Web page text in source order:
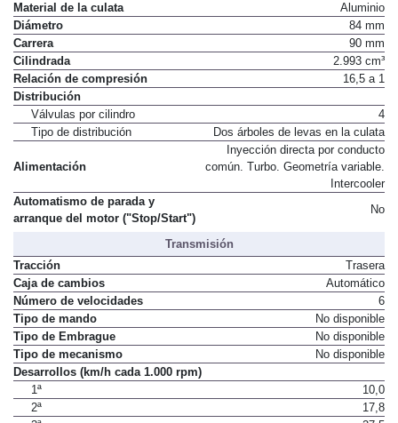
Material de la culata
Aluminio
Diámetro
84 mm
Carrera
90 mm
Cilindrada
2.993 cm³
Relación de compresión
16,5 a 1
Distribución
Válvulas por cilindro
4
Tipo de distribución
Dos árboles de levas en la culata
Alimentación
Inyección directa por conducto
común. Turbo. Geometría variable.
Intercooler
Automatismo de parada y
arranque del motor ("Stop/Start")
No
Transmisión
Tracción
Trasera
Caja de cambios
Automático
Número de velocidades
6
Tipo de mando
No disponible
Tipo de Embrague
No disponible
Tipo de mecanismo
No disponible
Desarrollos (km/h cada 1.000 rpm)
1ª
10,0
2ª
17,8